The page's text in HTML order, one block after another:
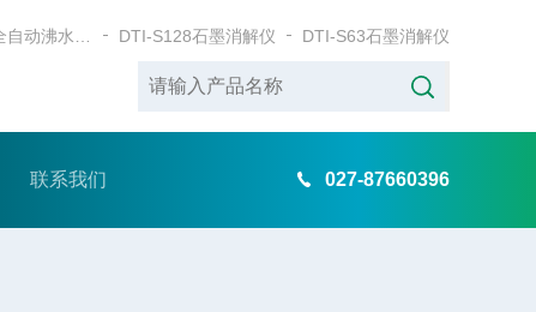
DTI-S128石墨消解仪 DTI-S63石墨消解仪
联系我们 027-87660396